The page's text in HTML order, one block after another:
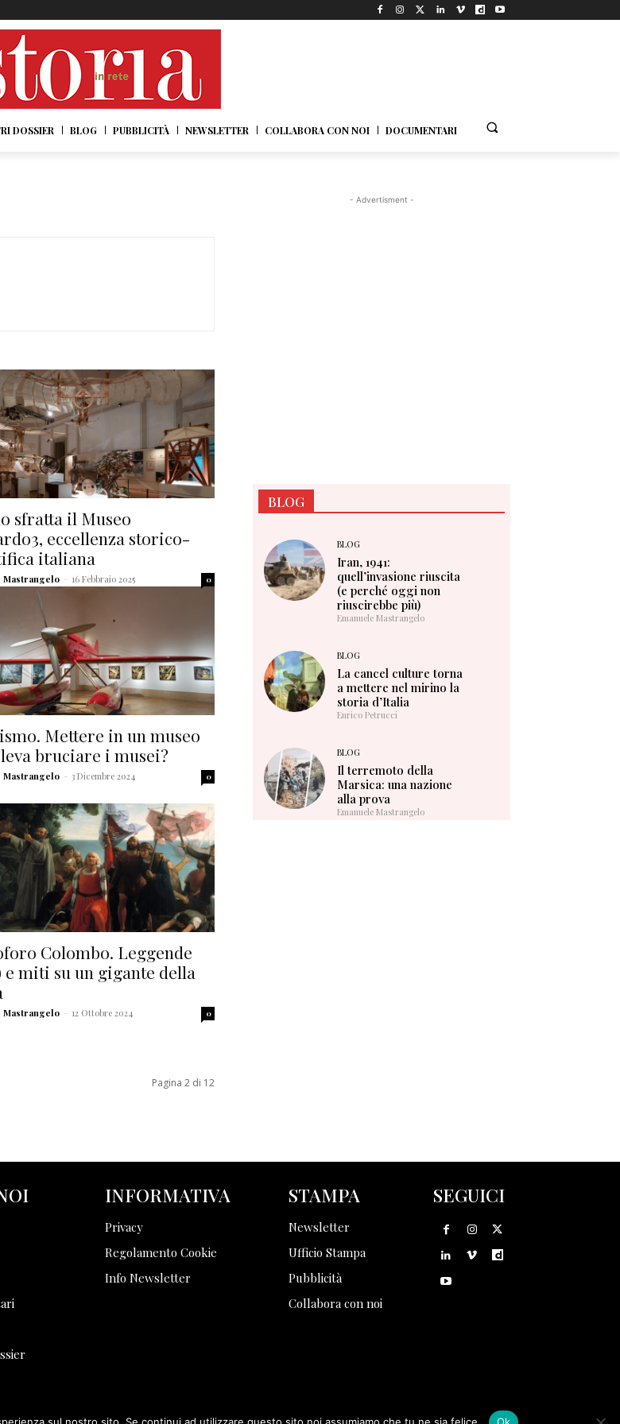
DOSSIER BLOG PUBBLICITÀ NEWSLETTER COLLABORA CON NOI DOCUMENTARI
sfratta il Museo
eccellenza storico-
italiana
Mastrangelo - 16 Febbraio 2025 0
Mettere in un museo
bruciare i musei?
Mastrangelo - 3 Dicembre 2024 0
Colombo. Leggende
e miti su un gigante della
Mastrangelo - 12 Ottobre 2024 0
Pagina 2 di 12
- Advertisment -
BLOG
BLOG
Iran, 1941:
quell’invasione riuscita
(e perché oggi non
riuscirebbe più)
Emanuele Mastrangelo
BLOG
La cancel culture torna
a mettere nel mirino la
storia d’Italia
Enrico Petrucci
BLOG
Il terremoto della
Marsica: una nazione
alla prova
Emanuele Mastrangelo
INFORMATIVA
Privacy
Regolamento Cookie
Info Newsletter
STAMPA
Newsletter
Ufficio Stampa
Pubblicità
Collabora con noi
SEGUICI